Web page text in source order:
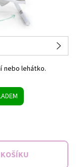
nebo lehátko.